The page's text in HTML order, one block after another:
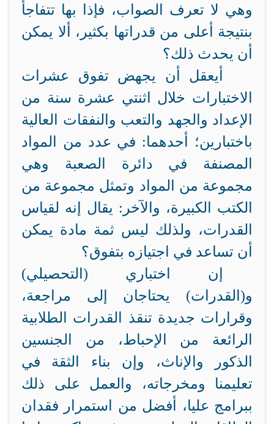
وهي لا تعرف الصواب، فإذا بها تتفاجأ
بنتيجة أعلى من قدراتها بكثير، ألا يمكن
أن يحدث ذلك؟
أيعقل أن يجهض تفوق عشرات
الاختبارات خلال اثنتي عشرة سنة من
الإعداد والجهد والتعب والنفقات العالية
باختبارين؛ أحدهما: في عدد من المواد
المصنفة في دائرة الصعبة وهي
مجموعة من المواد وتمثل مجموعة من
الكتب الكبيرة، والآخر: يقال إنه لقياس
القدرات، ولذلك ليس ثمة مادة يمكن
أن تساعد في اجتيازه بتفوق؟
إن اختباري (التحصيلي)
و(القدرات) يحتاجان إلى مراجعة،
وقرارات جديدة تنقذ القدرات الطلابية
الرائعة من الإحباط، من الجنسين
الذكور والإناث، وإن بناء الثقة في
تعليمنا ومخرجاته، والعمل على ذلك
ببرامج عليا، أفضل من استمرار فقدان